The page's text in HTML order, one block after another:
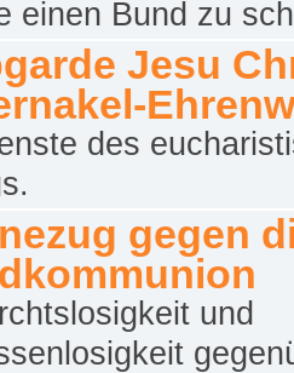
einen Bund zu
Jesu
des
gegen
und